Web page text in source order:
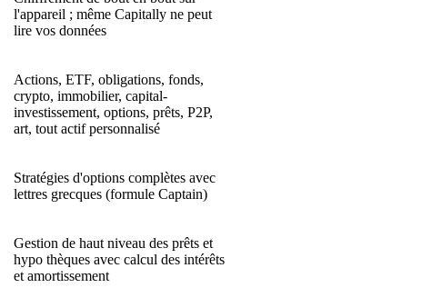
l'appareil ; même Capitally ne peut
lire vos données
Actions, ETF, obligations, fonds,
crypto, immobilier, capital-
investissement, options, prêts, P2P,
art, tout actif personnalisé
Stratégies d'options complètes avec
lettres grecques (formule Captain)
Gestion de haut niveau des prêts et
hypo thèques avec calcul des intérêts
et amortissement